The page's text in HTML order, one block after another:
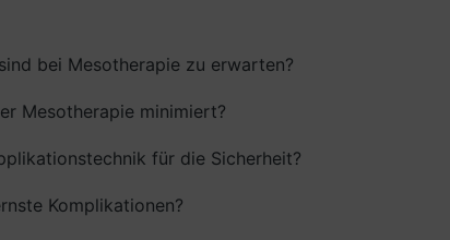
bei Mesotherapie zu erwarten?
Mesotherapie minimiert?
für die Sicherheit?
Komplikationen?